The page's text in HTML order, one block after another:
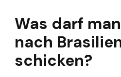
Was darf
nach
schicken?